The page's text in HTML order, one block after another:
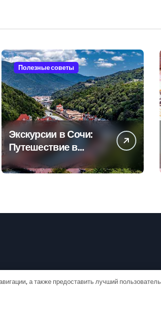
Полезные советы
Экскурсии в Сочи:
Путешествие в
сердце
Черноморского
а также предоставить лучший